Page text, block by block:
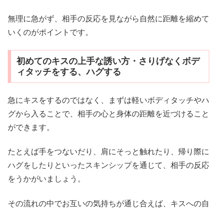
無理に急がず、相手の反応を見ながら自然に距離を縮めて
いくのがポイントです。
初めてのキスの上手な誘い方・さりげなくボデ
ィタッチをする、ハグする
急にキスをするのではなく、まずは軽いボディタッチやハ
グから入ることで、相手の心と身体の距離を近づけること
ができます。
たとえば手をつないだり、肩にそっと触れたり、帰り際に
ハグをしたりといったスキンシップを通じて、相手の反応
をうかがいましょう。
その流れの中でお互いの気持ちが通じ合えば、キスへの自